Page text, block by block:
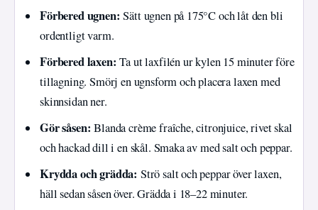
Förbered ugnen: Sätt ugnen på 175°C och låt den bli
ordentligt varm.
Förbered laxen: Ta ut laxfilén ur kylen 15 minuter före
tillagning. Smörj en ugnsform och placera laxen med
skinnsidan ner.
Gör såsen: Blanda crème fraîche, citronjuice, rivet skal
och hackad dill i en skål. Smaka av med salt och peppar.
Krydda och grädda: Strö salt och peppar över laxen,
häll sedan såsen över. Grädda i 18–22 minuter.